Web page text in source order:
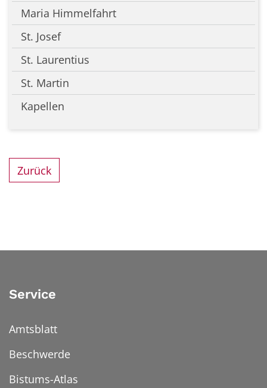
Maria Himmelfahrt
St. Josef
St. Laurentius
St. Martin
Kapellen
Zurück
Service
Amtsblatt
Beschwerde
Bistums-Atlas